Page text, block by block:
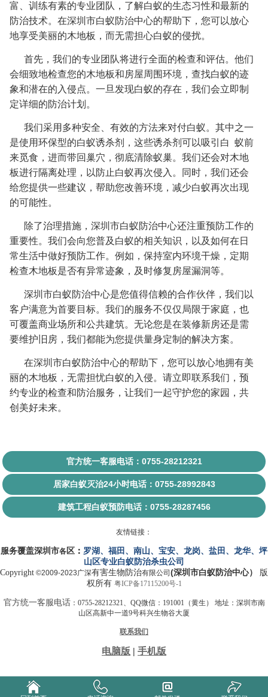
富、训练有素的专业团队，了解白蚁的生态习性和最新的
防治技术。在深圳市白蚁防治中心的帮助下，您可以放心
地享受美丽的木地板，而无需担心白蚁的侵扰。
首先，我们的专业团队将进行全面的检查和评估。他们
会细致地检查您的木地板和房屋周围环境，查找白蚁的迹
象和潜在的入侵点。一旦发现白蚁的存在，我们会立即制
定详细的防治计划。
我们采用多种安全、有效的方法来对付白蚁。其中之一
是使用环保型的白蚁诱杀剂，这些诱杀剂可以吸引白 蚁前
来觅食，进而带回巢穴，彻底清除蚁巢。我们还会对木地
板进行隔离处理，以防止白蚁再次侵入。同时，我们还会
给您提供一些建议，帮助您改善环境，减少白蚁再次出现
的可能性。
除了治理措施，深圳市白蚁防治中心还注重预防工作的
重要性。我们会向您普及白蚁的相关知识，以及如何在日
常生活中做好预防工作。例如，保持室内环境干燥，定期
检查木地板是否有异常迹象，及时修复房屋漏洞等。
深圳市白蚁防治中心是您值得信赖的合作伙伴，我们以
客户满意为首要目标。我们的服务不仅仅局限于家庭，也
可覆盖商业场所和公共建筑。无论您是在装修新房还是需
要维护旧房，我们都能为您提供量身定制的解决方案。
在深圳市白蚁防治中心的帮助下，您可以放心地拥有美
丽的木地板，无需担忧白蚁的入侵。请立即联系我们，预
约专业的检查和防治服务，让我们一起守护您的家园，共
创美好未来。
官方统一客服电话：0755-28212321
居家白蚁灭治24小时电话：0755-28992843
建筑工程白蚁预防电话：0755-28287456
友情链接：
服务覆盖深圳市各区 ： 罗湖 、 福田 、 南山、 宝安、 龙岗、 盐田 、 龙华、 坪
山 区专业白蚁防治杀虫公司
Copyright ©2009-2023广深有害生物 防治有限公司 (深圳市白蚁防治中心）
版
权所有 粤ICP备17115200号-1
官方统一客服电话：0755-28212321、QQ微信：191001（黄生） 地址：深圳市南
山区高新中一道9号科兴生物谷大厦
联系我们
电脑版 | 手机版